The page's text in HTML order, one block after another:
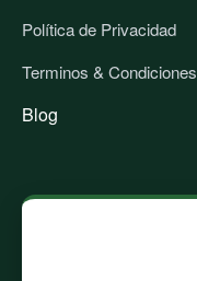
Política de Privacidad
Terminos & Condiciones
Blog